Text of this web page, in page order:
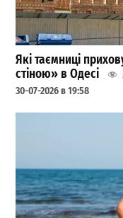
Які таємниці
стіною» в Одесі
30-07-2026 в 19:58